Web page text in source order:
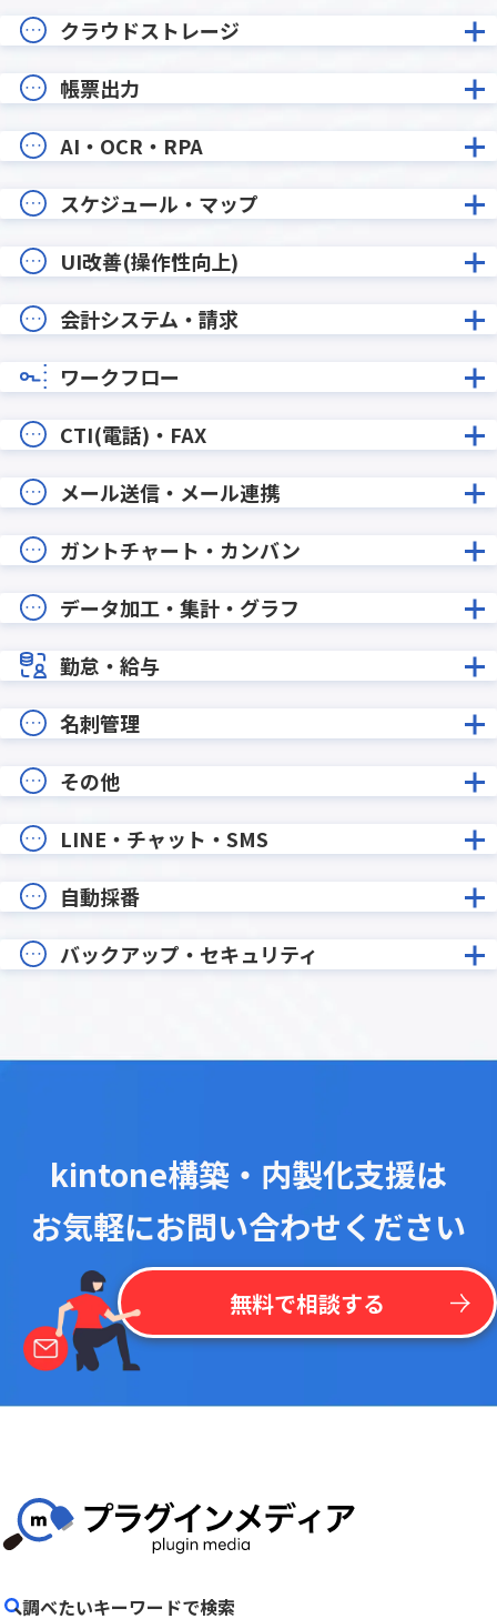
クラウドストレージ
帳票出力
AI・OCR・RPA
スケジュール・マップ
UI改善(操作性向上)
会計システム・請求
ワークフロー
CTI(電話)・FAX
メール送信・メール連携
ガントチャート・カンバン
データ加工・集計・グラフ
勤怠・給与
名刺管理
その他
LINE・チャット・SMS
自動採番
バックアップ・セキュリティ
kintone構築・内製化支援は
お気軽にお問い合わせください
無料で相談する
調べたいキーワードで検索